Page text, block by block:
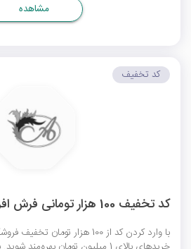
مشاهده
کد تخفیف 100 هزار تومانی فرش افرند
با وارد کردن کد از 100 هزار
کد تخفیف